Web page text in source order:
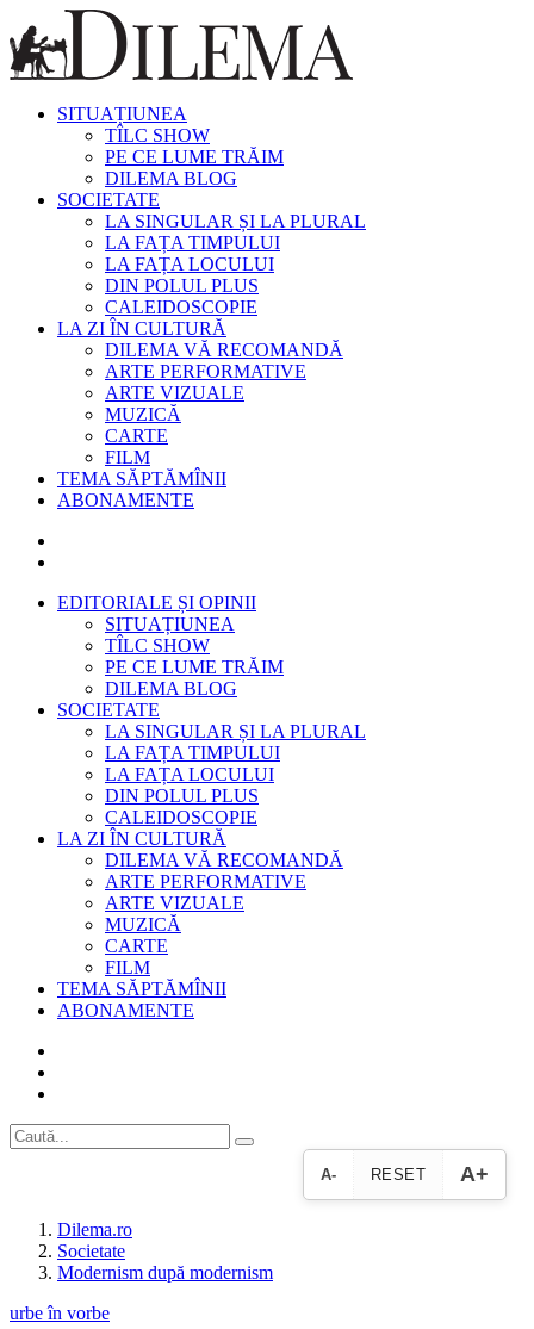
SITUAȚIUNEA
TÎLC SHOW
PE CE LUME TRĂIM
DILEMA BLOG
SOCIETATE
LA SINGULAR ȘI LA PLURAL
LA FAȚA TIMPULUI
LA FAȚA LOCULUI
DIN POLUL PLUS
CALEIDOSCOPIE
LA ZI ÎN CULTURĂ
DILEMA VĂ RECOMANDĂ
ARTE PERFORMATIVE
ARTE VIZUALE
MUZICĂ
CARTE
FILM
TEMA SĂPTĂMÎNII
ABONAMENTE
EDITORIALE ȘI OPINII
SITUAȚIUNEA
TÎLC SHOW
PE CE LUME TRĂIM
DILEMA BLOG
SOCIETATE
LA SINGULAR ȘI LA PLURAL
LA FAȚA TIMPULUI
LA FAȚA LOCULUI
DIN POLUL PLUS
CALEIDOSCOPIE
LA ZI ÎN CULTURĂ
DILEMA VĂ RECOMANDĂ
ARTE PERFORMATIVE
ARTE VIZUALE
MUZICĂ
CARTE
FILM
TEMA SĂPTĂMÎNII
ABONAMENTE
A- RESET A+
Dilema.ro
Societate
Modernism după modernism
urbe în vorbe